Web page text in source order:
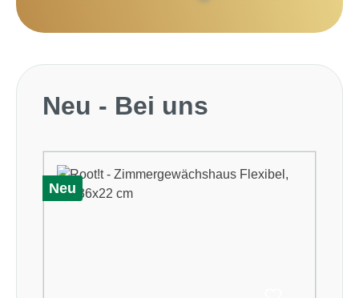
Produktgalerie überspringen
Neu - Bei uns
Neu